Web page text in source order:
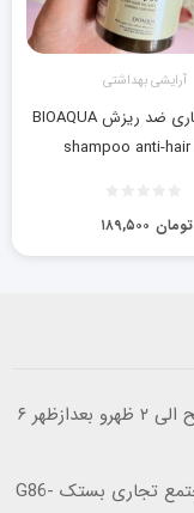
آرايشی بهداشتی
شامپو رزماری ضد ریزش BIOAQUA
shampoo anti-
۱۸۹,۵۰۰ تومان
زمانی کاری: شنبه تا پنچ شنبه ساعت ۹ صبح الی ۲ ظهرو بعدازظهر ۶
آدرس: استان هرمزگان شهرستان بستک مجتمع تجاری بستک G86-